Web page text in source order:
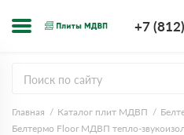
+7
Главная Каталог плит МДВП
Белтермо Floor МДВП тепло-